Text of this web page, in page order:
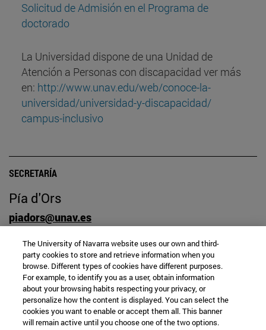
Solicitud de Admisión en el Programa de
doctorado
La Universidad dispone de una Unidad de
Atención a Personas con discapacidad ver más
en: http://www.unav.edu/web/conoce-la-
universidad/universidad-y-discapacidad/
campus-inclusivo
SECRETARÍA
Pía d'Ors
piadors@unav.es
31009 Pamplona, España
948425600
The University of Navarra website uses our own and third-
party cookies to store and retrieve information when you
browse. Different types of cookies have different purposes.
For example, to identify you as a user, obtain information
about your browsing habits respecting your privacy, or
personalize how the content is displayed. You can select the
cookies you want to enable or accept them all. This banner
will remain active until you choose one of the two options.